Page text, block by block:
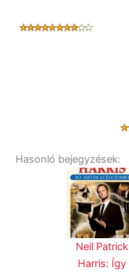
Hasonló bejegyzések:
Neil Patrick
Harris: Így